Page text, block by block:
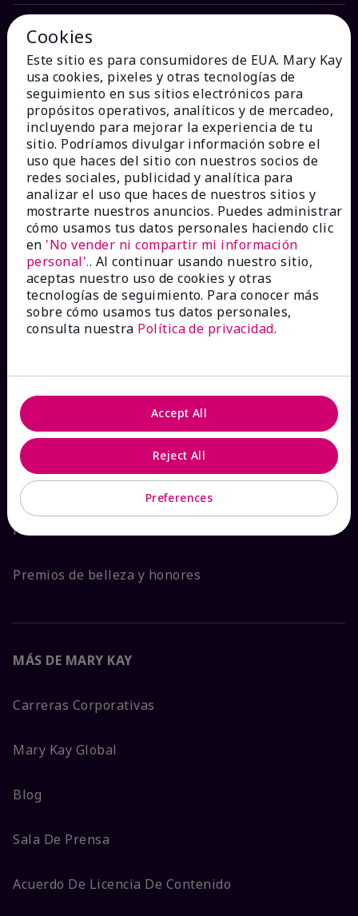
¿CÓMO PODEMOS AYUDAR?
Recibe e-mails
Ver estado del pedido
Contáctanos
Catálogos interactivos
Preguntas frecuentes
Garantía de Satisfacción
Sobre Mary Kay
Sostenibilidad
Promesa De Producto
Premios de belleza y honores
MÁS DE MARY KAY
Carreras Corporativas
Mary Kay Global
Blog
Sala De Prensa
Acuerdo De Licencia De Contenido
Cookies
Este sitio es para consumidores de EUA. Mary Kay
usa cookies, pixeles y otras tecnologías de
seguimiento en sus sitios electrónicos para
propósitos operativos, analíticos y de mercadeo,
incluyendo para mejorar la experiencia de tu
sitio. Podríamos divulgar información sobre el
uso que haces del sitio con nuestros socios de
redes sociales, publicidad y analítica para
analizar el uso que haces de nuestros sitios y
mostrarte nuestros anuncios. Puedes administrar
cómo usamos tus datos personales haciendo clic
en 'No vender ni compartir mi información
personal'.. Al continuar usando nuestro sitio,
aceptas nuestro uso de cookies y otras
tecnologías de seguimiento. Para conocer más
sobre cómo usamos tus datos personales,
consulta nuestra Política de privacidad.
Preferences
Reject All
Accept All